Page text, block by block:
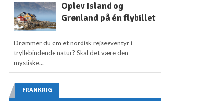
Oplev Island og
Grønland på én flybillet
Drømmer du om et nordisk rejseeventyr i
tryllebindende natur? Skal det være den
mystiske...
FRANKRIG